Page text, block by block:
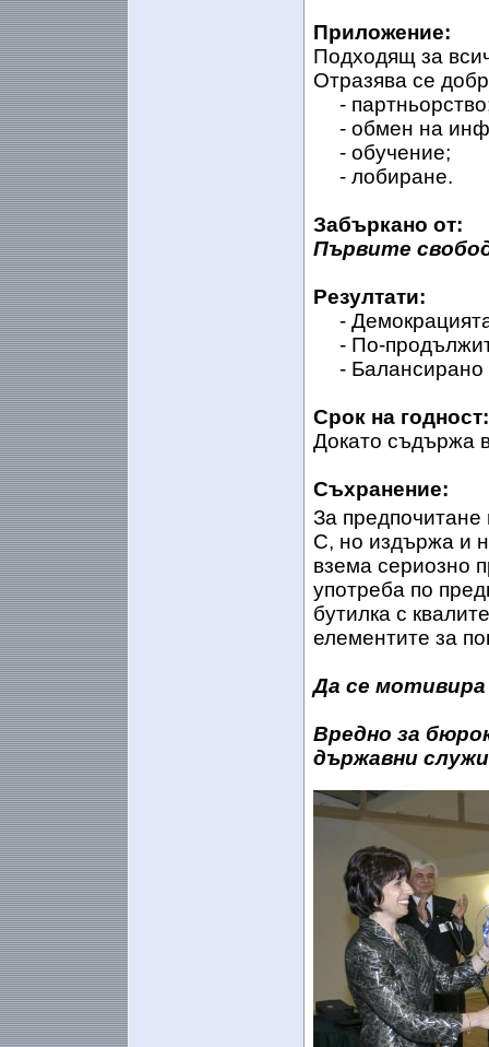
Приложение:
Подходящ за
Отразява се
-
- обмен на
- обучение;
- лобиране.
Забъркано от:
Първите
Резултати:
-
- По-
- Балансирано
Срок на годност:
Докато съдържа
Съхранение:
За
С, но издържа и
взема сериозно
употреба по
бутилка с
елементите за
Да се
Вредно за
държавни